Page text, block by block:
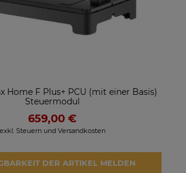
Home F Plus+ PCU (mit einer Basis)
Steuermodul
659,00 €
exkl. Steuern und Versandkosten
DER ARTIKEL MELDEN